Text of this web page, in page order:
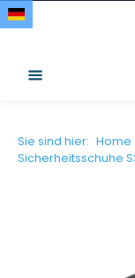
Zum Hauptinhalt
Sie sind hier: Home
Sicherheitsschuhe